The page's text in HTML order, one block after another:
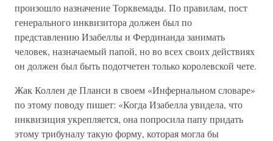
произошло назначение Торквемады. По правилам, пост
генерального инквизитора должен был по
представлению Изабеллы и Фердинанда занимать
человек, назначаемый папой, но во всех своих действиях
он должен был быть подотчетен только королевской чете.
Жак Коллен де Планси в своем «Инфернальном словаре»
по этому поводу пишет: «Когда Изабелла увидела, что
инквизиция укрепляется, она попросила папу придать
этому трибуналу такую форму, которая могла бы